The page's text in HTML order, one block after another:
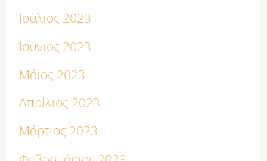
Ιούλιος 2023
Ιούνιος 2023
Μάιος 2023
Απρίλιος 2023
Μάρτιος 2023